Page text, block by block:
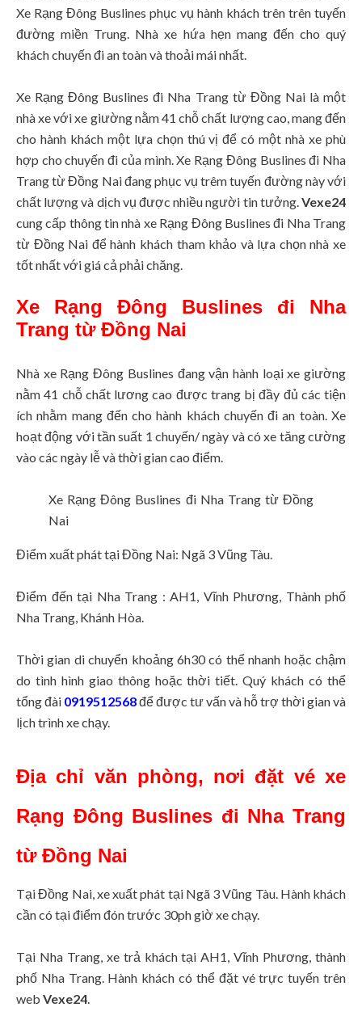
Xe Rạng Đông Buslines phục vụ hành khách trên trên tuyến
đường miền Trung. Nhà xe hứa hẹn mang đến cho quý
khách chuyến đi an toàn và thoải mái nhất.
Xe Rạng Đông Buslines đi Nha Trang từ Đồng Nai là một
nhà xe với xe giường nằm 41 chỗ chất lượng cao, mang đến
cho hành khách một lựa chọn thú vị để có một nhà xe phù
hợp cho chuyến đi của mình. Xe Rạng Đông Buslines đi Nha
Trang từ Đồng Nai đang phục vụ trêm tuyến đường này với
chất lượng và dịch vụ được nhiều người tin tưởng. Vexe24
cung cấp thông tin nhà xe Rạng Đông Buslines đi Nha Trang
từ Đồng Nai để hành khách tham khảo và lựa chọn nhà xe
tốt nhất với giá cả phải chăng.
Xe Rạng Đông Buslines đi Nha
Trang từ Đồng Nai
Nhà xe Rạng Đông Buslines đang vận hành loại xe giường
nằm 41 chỗ chất lương cao được trang bị đầy đủ các tiện
ích nhằm mang đến cho hành khách chuyến đi an toàn. Xe
hoạt động với tần suất 1 chuyến/ ngày và có xe tăng cường
vào các ngày lễ và thời gian cao điểm.
Xe Rạng Đông Buslines đi Nha Trang từ Đồng
Nai
Điểm xuất phát tại Đồng Nai: Ngã 3 Vũng Tàu.
Điểm đến tại Nha Trang : AH1, Vĩnh Phương, Thành phố
Nha Trang, Khánh Hòa.
Thời gian di chuyển khoảng 6h30 có thể nhanh hoặc chậm
do tình hình giao thông hoặc thời tiết. Quý khách có thể
tổng đài 0919512568để được tư vấn và hỗ trợ thời gian và
lịch trình xe chạy.
Địa chỉ văn phòng, nơi đặt vé xe
Rạng Đông Buslines đi Nha Trang
từ Đồng Nai
Tại Đồng Nai, xe xuất phát tại Ngã 3 Vũng Tàu. Hành khách
cần có tại điểm đón trước 30ph giờ xe chạy.
Tại Nha Trang, xe trả khách tại AH1, Vĩnh Phương, thành
phố Nha Trang. Hành khách có thể đặt vé trực tuyến trên
web Vexe24